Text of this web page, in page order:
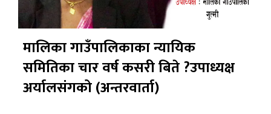
मालिका गाउँपालिकाका न्यायिक
समितिका चार वर्ष कसरी बिते ?उपाध्यक्ष
अर्यालसंंगको (अन्तरवार्ता)